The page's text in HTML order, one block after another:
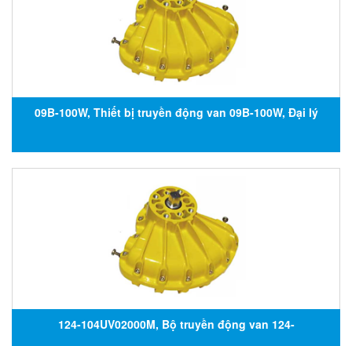
09B-100W, Thiết bị truyền động van 09B-100W, Đại lý
124-104UV02000M, Bộ truyền động van 124-